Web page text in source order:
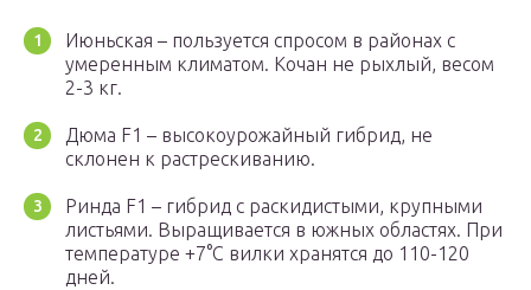
Июньская – пользуется спросом в районах с
умеренным климатом. Кочан не рыхлый, весом
2-3 кг.
Дюма F1 – высокоурожайный гибрид, не
склонен к растрескиванию.
Ринда F1 – гибрид с раскидистыми, крупными
листьями. Выращивается в южных областях. При
температуре +7°C вилки хранятся до 110-120
дней.